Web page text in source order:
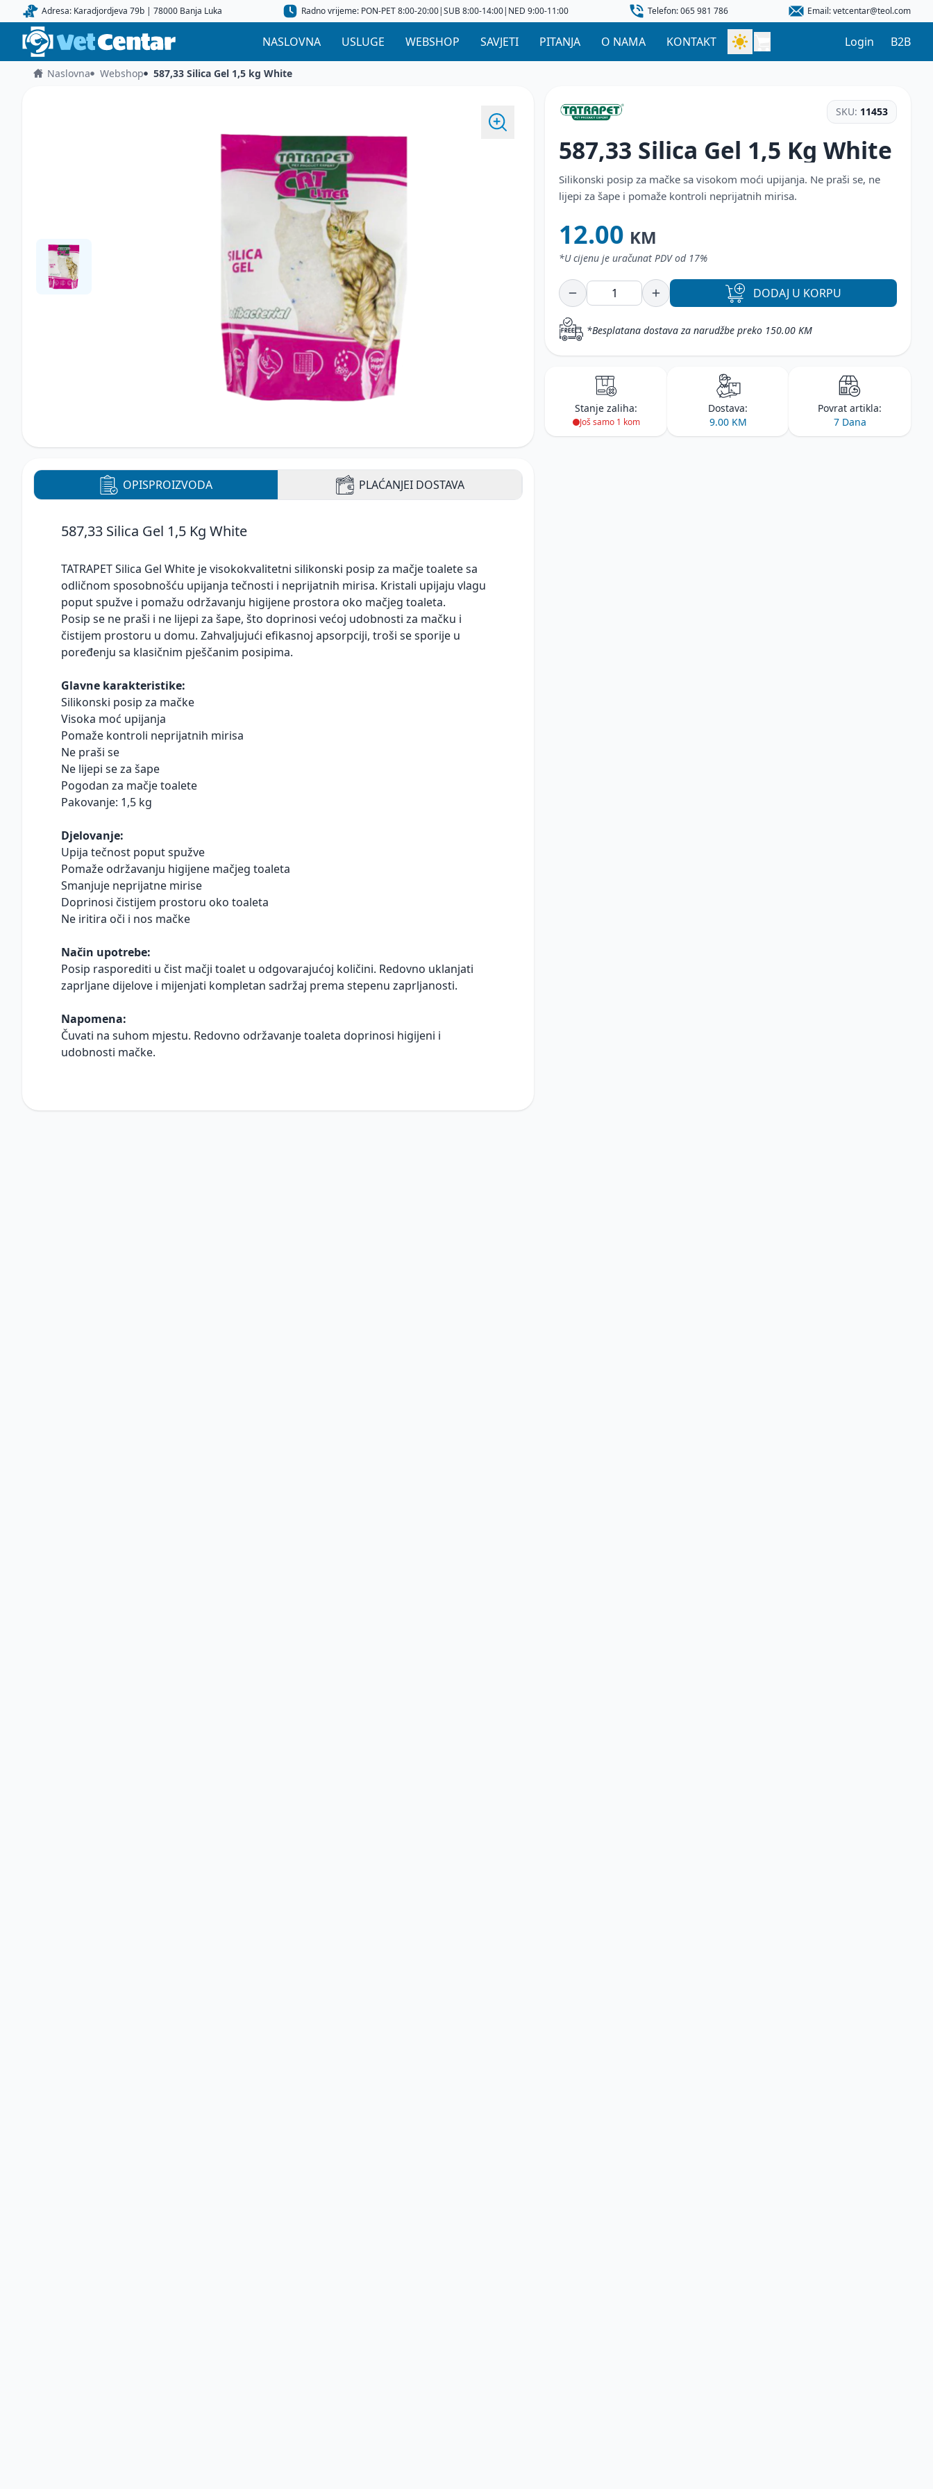
Adresa: Karadjordjeva 79b | 78000 Banja Luka Radno vrijeme: PON-PET 8:00-20:00|SUB 8:00-14:00|NED 9:00-11:00 Telefon: 065 981 786 Email: vetcentar@teol.com
NASLOVNA USLUGE WEBSHOP SAVJETI PITANJA O NAMA KONTAKT Login B2B
Naslovna Webshop 587,33 Silica Gel 1,5 kg White
OPISPROIZVODA PLAĆANJEI DOSTAVA
587,33 Silica Gel 1,5 Kg White
TATRAPET Silica Gel White je visokokvalitetni silikonski posip za mačje toalete sa
odličnom sposobnošću upijanja tečnosti i neprijatnih mirisa. Kristali upijaju vlagu
poput spužve i pomažu održavanju higijene prostora oko mačjeg toaleta.
Posip se ne praši i ne lijepi za šape, što doprinosi većoj udobnosti za mačku i
čistijem prostoru u domu. Zahvaljujući efikasnoj apsorpciji, troši se sporije u
poređenju sa klasičnim pješčanim posipima.
Glavne karakteristike:
Silikonski posip za mačke
Visoka moć upijanja
Pomaže kontroli neprijatnih mirisa
Ne praši se
Ne lijepi se za šape
Pogodan za mačje toalete
Pakovanje: 1,5 kg
Djelovanje:
Upija tečnost poput spužve
Pomaže održavanju higijene mačjeg toaleta
Smanjuje neprijatne mirise
Doprinosi čistijem prostoru oko toaleta
Ne iritira oči i nos mačke
Način upotrebe:
Posip rasporediti u čist mačji toalet u odgovarajućoj količini. Redovno uklanjati
zaprljane dijelove i mijenjati kompletan sadržaj prema stepenu zaprljanosti.
Napomena:
Čuvati na suhom mjestu. Redovno održavanje toaleta doprinosi higijeni i
udobnosti mačke.
SKU: 11453
587,33 Silica Gel 1,5 Kg White
Silikonski posip za mačke sa visokom moći upijanja. Ne praši se, ne
lijepi za šape i pomaže kontroli neprijatnih mirisa.
12.00 KM
*U cijenu je uračunat PDV od 17%
DODAJ U KORPU
*Besplatana dostava za narudžbe preko 150.00 KM
Stanje zaliha:
Još samo 1 kom
Dostava:
9.00 KM
Povrat artikla:
7 Dana